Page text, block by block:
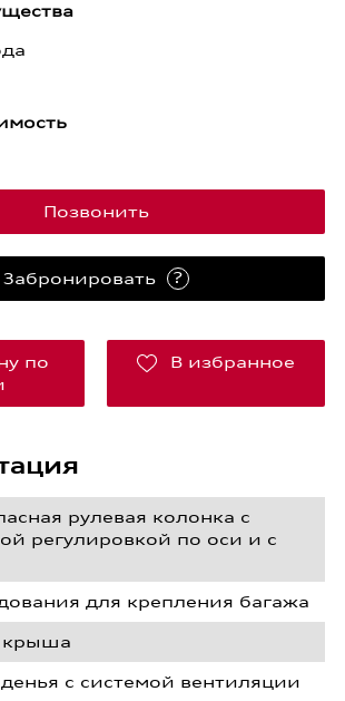
Позвонить
Забронировать ?
по
В избранное
рулевая колонка с
регулировкой по оси и с
для крепления багажа
крыша
с системой вентиляции